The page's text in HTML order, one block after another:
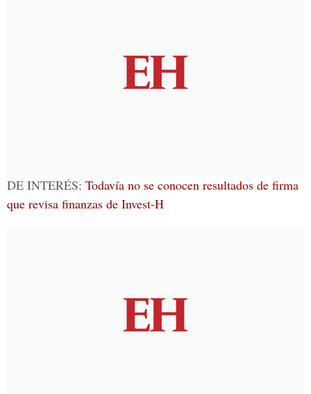
DE INTERÉS: Todavía no se conocen resultados de firma
que revisa finanzas de Invest-H